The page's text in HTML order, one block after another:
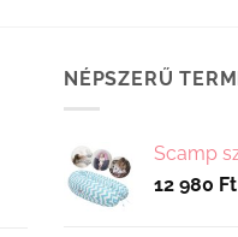
NÉPSZERŰ
Scamp
12 980 Ft